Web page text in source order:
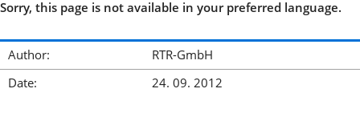
Sorry, this page is not available in your preferred language.
Author:
RTR-GmbH
Date:
24. 09. 2012